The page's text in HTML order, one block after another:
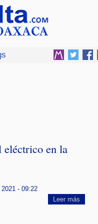
eléctrico en la
- 09:22
Leer más